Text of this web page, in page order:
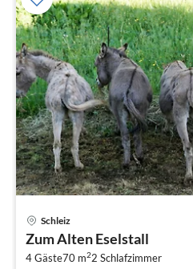
Schleiz
Zum Alten Eselstall
4 Gäste70 m22 Schlafzimmer